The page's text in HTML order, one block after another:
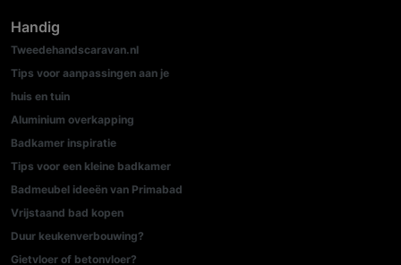
Handig
Tweedehandscaravan.nl
Tips voor aanpassingen aan je
huis en tuin
Aluminium overkapping
Badkamer inspiratie
Tips voor een kleine badkamer
Badmeubel ideeën van Primabad
Vrijstaand bad kopen
Duur keukenverbouwing?
Gietvloer of betonvloer?